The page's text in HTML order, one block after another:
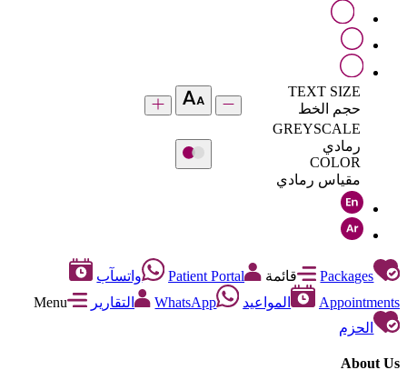
TEXT SIZE
حجم الخط
GREYSCALE
رمادي
COLOR
مقياس رمادي
Packages قائمة Patient Portal
واتسآب
Appointments
المواعيد WhatsApp التقارير
Menu
الحزم
About Us